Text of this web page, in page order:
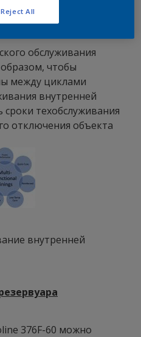
эксплуатации,
утечек и
обслуживания
чтобы
между циклами
внутренней
техобслуживания
отключения объекта
внутренней
376F-60 можно
Reject All